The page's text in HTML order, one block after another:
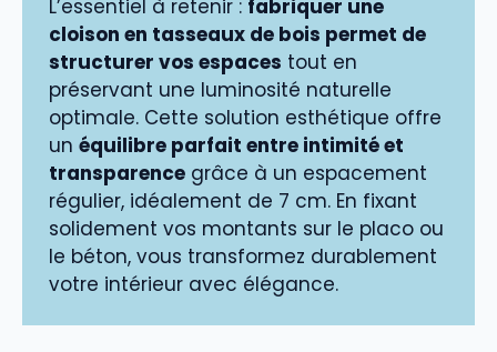
L’essentiel à retenir : fabriquer une
cloison en tasseaux de bois permet de
structurer vos espaces tout en
préservant une luminosité naturelle
optimale. Cette solution esthétique offre
un équilibre parfait entre intimité et
transparence grâce à un espacement
régulier, idéalement de 7 cm. En fixant
solidement vos montants sur le placo ou
le béton, vous transformez durablement
votre intérieur avec élégance.